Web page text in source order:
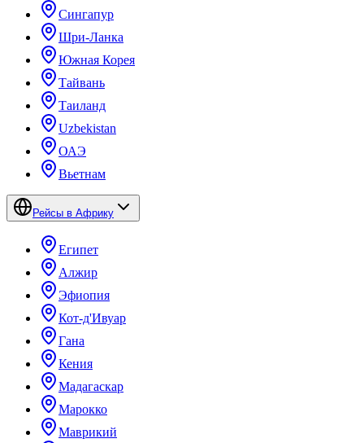
Сингапур
Шри-Ланка
Южная Корея
Тайвань
Таиланд
Uzbekistan
ОАЭ
Вьетнам
Рейсы в Африку
Египет
Алжир
Эфиопия
Кот-д'Ивуар
Гана
Кения
Мадагаскар
Марокко
Маврикий